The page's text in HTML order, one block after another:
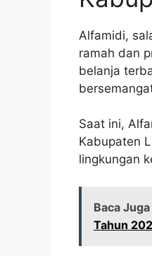
Alfamidi,
ramah dan
belanja
Saat ini,
Kabupaten
lingkungan
Baca Juga
Tahun